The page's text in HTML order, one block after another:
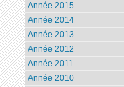
Année 2015
Année 2014
Année 2013
Année 2012
Année 2011
Année 2010